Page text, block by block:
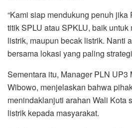
“Kami siap mendukung penuh jika
titik SPLU atau SPKLU, baik
listrik, maupun becak listrik. Nanti
bersama lokasi yang paling
Sementara itu, Manager PLN UP3
Wibowo, menjelaskan bahwa
menindaklanjuti arahan Wali Kota
listrik kepada masyarakat.